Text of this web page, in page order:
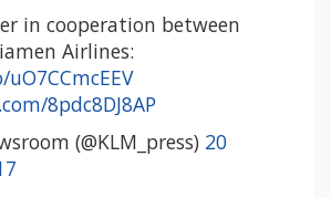
in cooperation between
Airlines:
8pdc8DJ8AP
(@KLM_press) 20